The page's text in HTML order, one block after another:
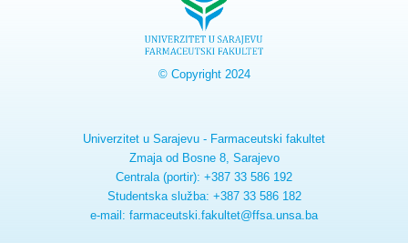
© Copyright 2024
Univerzitet u Sarajevu - Farmaceutski fakultet
Zmaja od Bosne 8, Sarajevo
Centrala (portir): +387 33 586 192
Studentska služba: +387 33 586 182
e-mail: farmaceutski.fakultet@ffsa.unsa.ba